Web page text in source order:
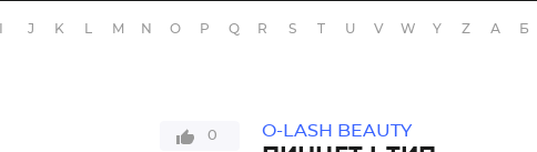
J K M N O P Q R S T U V W Y Z А Б
0 O-LASH BEAUTY